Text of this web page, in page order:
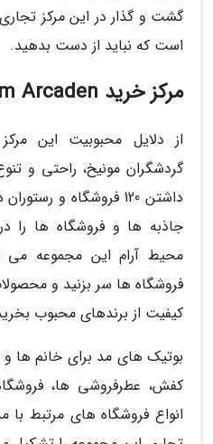
گشت و گذار در این مرکز
است که نباید از دست بدهید.
مرکز خرید Riem Arcaden
از دلایل محبوبیت این
گردشگران مونیخ، راحتی و
داشتن 120 فروشگاه و
جاذبه ها و فروشگاه ها را
محیط آرام این مجموعه می
فروشگاه ها سر بزنید و
کیفیت از برندهای محبوب
بوتیک های مد برای خانم ها
کفش، عطرفروشی ها،
انواع فروشگاه های مرتبط